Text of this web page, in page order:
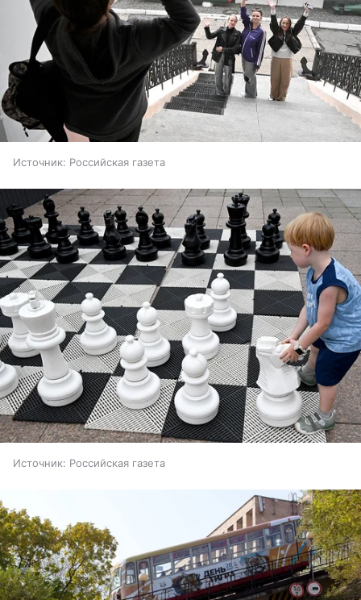
Источник: Российская газета
Источник: Российская газета